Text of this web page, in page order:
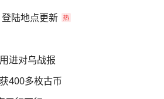
陆地点更新
进对乌战报
400多枚古币